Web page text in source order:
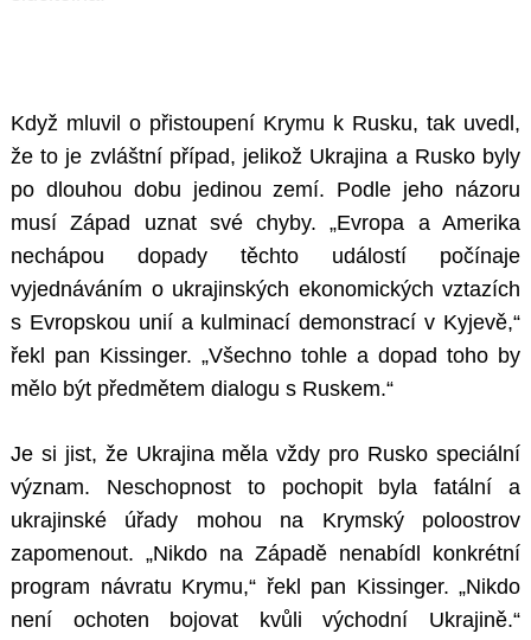
Když mluvil o přistoupení Krymu k Rusku, tak uvedl,
že to je zvláštní případ, jelikož Ukrajina a Rusko byly
po dlouhou dobu jedinou zemí. Podle jeho názoru
musí Západ uznat své chyby. „Evropa a Amerika
nechápou dopady těchto událostí počínaje
vyjednáváním o ukrajinských ekonomických vztazích
s Evropskou unií a kulminací demonstrací v Kyjevě,“
řekl pan Kissinger. „Všechno tohle a dopad toho by
mělo být předmětem dialogu s Ruskem.“
Je si jist, že Ukrajina měla vždy pro Rusko speciální
význam. Neschopnost to pochopit byla fatální a
ukrajinské úřady mohou na Krymský poloostrov
zapomenout. „Nikdo na Západě nenabídl konkrétní
program návratu Krymu,“ řekl pan Kissinger. „Nikdo
není ochoten bojovat kvůli východní Ukrajině.“